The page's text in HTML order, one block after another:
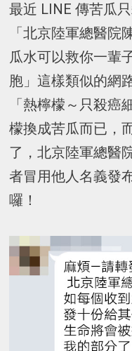
最近 LINE 傳苦瓜
「北京陸軍總醫
瓜水可以救你一輩
胞」這樣類似的網
「熱檸檬～只殺
檬換成苦瓜而已，
了，北京陸軍總醫
者冒用他人名義發
囉！